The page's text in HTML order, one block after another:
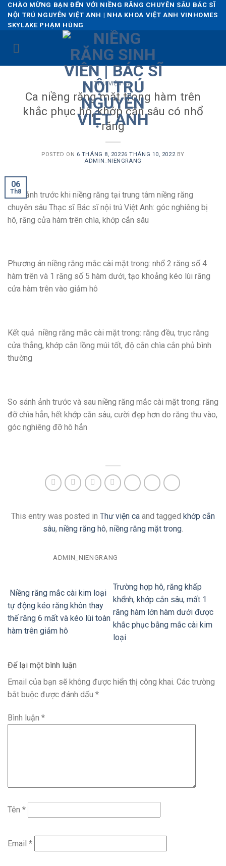
Skip
content
CHÀO MỪNG BẠN ĐẾN VỚI NIỀNG RĂNG CHUYÊN SÂU BÁC SĨ
NỘI TRÚ NGUYỄN VIỆT ANH | NHA KHOA VIỆT ANH VINHOMES
SKYLAKE PHẠM HÙNG
THƯ VIỆN CA
Ca niềng răng mặt trong hàm trên
khắc phục hô, khớp cắn sâu có nhổ
răng
POSTED ON 6 THÁNG 8, 20226 THÁNG 10, 2022 BY
ADMIN_NIENGRANG
06
Th8
Hình ảnh trước khi niềng răng tại trung tâm niềng răng
chuyên sâu Thạc sĩ Bác sĩ nội trú Việt Anh: góc nghiêng bị
hô, răng cửa hàm trên chìa, khớp cắn sâu
Phương án niềng răng mắc cài mặt trong: nhổ 2 răng số 4
hàm trên và 1 răng số 5 hàm dưới, tạo khoảng kéo lùi răng
cửa hàm trên vào giảm hô
Kết quả niềng răng mắc cài mặt trong: răng đều, trục răng
cửa thẳng, khớp cắn lồng múi tốt, độ cắn chìa cắn phủ bình
thường
So sánh ảnh trước và sau niềng răng mắc cài mặt trong: răng
đỡ chìa hẳn, hết khớp cắn sâu, cười đẹp hơn do răng thu vào,
góc nghiêng đỡ hô hẳn
This entry was posted in Thư viện ca and tagged khớp cắn
sâu, niềng răng hô, niềng răng mặt trong.
ADMIN_NIENGRANG
Niềng răng mắc cài kim loại
tự động kéo răng khôn thay
thế răng 6 mất và kéo lùi toàn
hàm trên giảm hô
Trường hợp hô, răng khấp
khểnh, khớp cắn sâu, mất 1
răng hàm lớn hàm dưới được
khắc phục bằng mắc cài kim
loại
Để lại một bình luận
Email của bạn sẽ không được hiển thị công khai. Các trường
bắt buộc được đánh dấu *
Bình luận *
Tên *
Email *